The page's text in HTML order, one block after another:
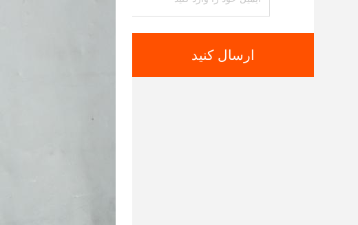
ارسال کنید